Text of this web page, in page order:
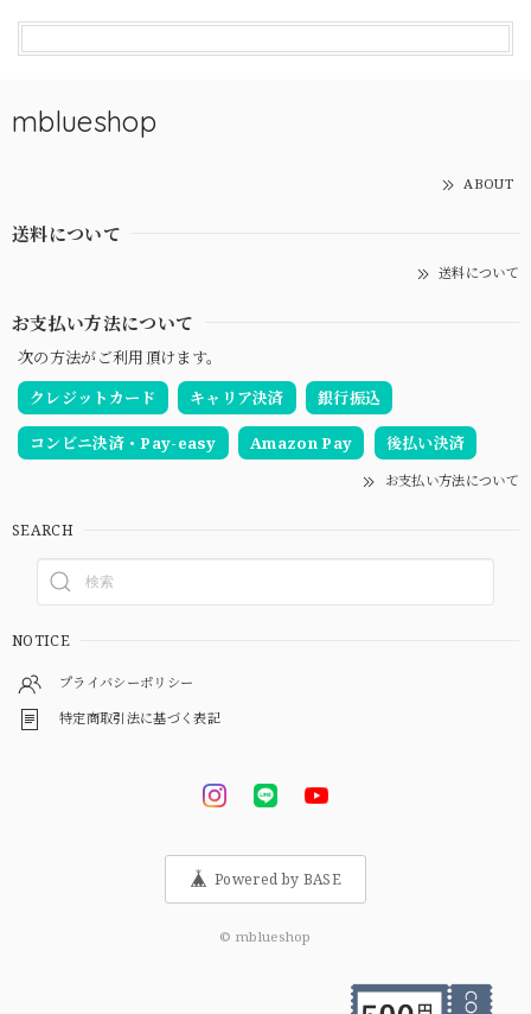
mblueshop
ABOUT
送料について
送料について
お支払い方法について
次の方法がご利用頂けます。
クレジットカード
キャリア決済 銀行振込
コンビニ決済・Pay-easy Amazon Pay 後払い決済
お支払い方法について
SEARCH
NOTICE
プライバシーポリシー
特定商取引法に基づく表記
Powered by BASE
© mblueshop